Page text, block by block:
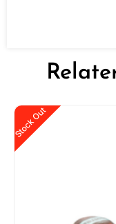
Stock Out